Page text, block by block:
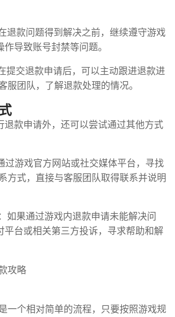
退款问题得到解决之前，继续遵守游戏
导致账号封禁等问题。
提交退款申请后，可以主动跟进退款进
服团队，了解退款处理的情况。
退款申请外，还可以尝试通过其他方式
过游戏官方网站或社交媒体平台，寻找
方式，直接与客服团队取得联系并说明
如果通过游戏内退款申请未能解决问
平台或相关第三方投诉，寻求帮助和解
一个相对简单的流程，只要按照游戏规